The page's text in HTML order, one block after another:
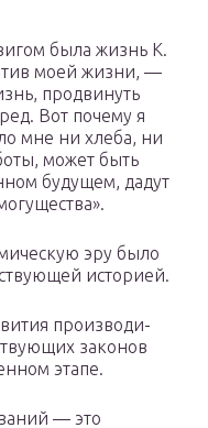
была жизнь К.
моей жизни, —
продви­нуть
Вот почему я
мне ни хлеба, ни
может быть
будущем, дадут
эру было
историей.
производи­
законов
этапе.
— это